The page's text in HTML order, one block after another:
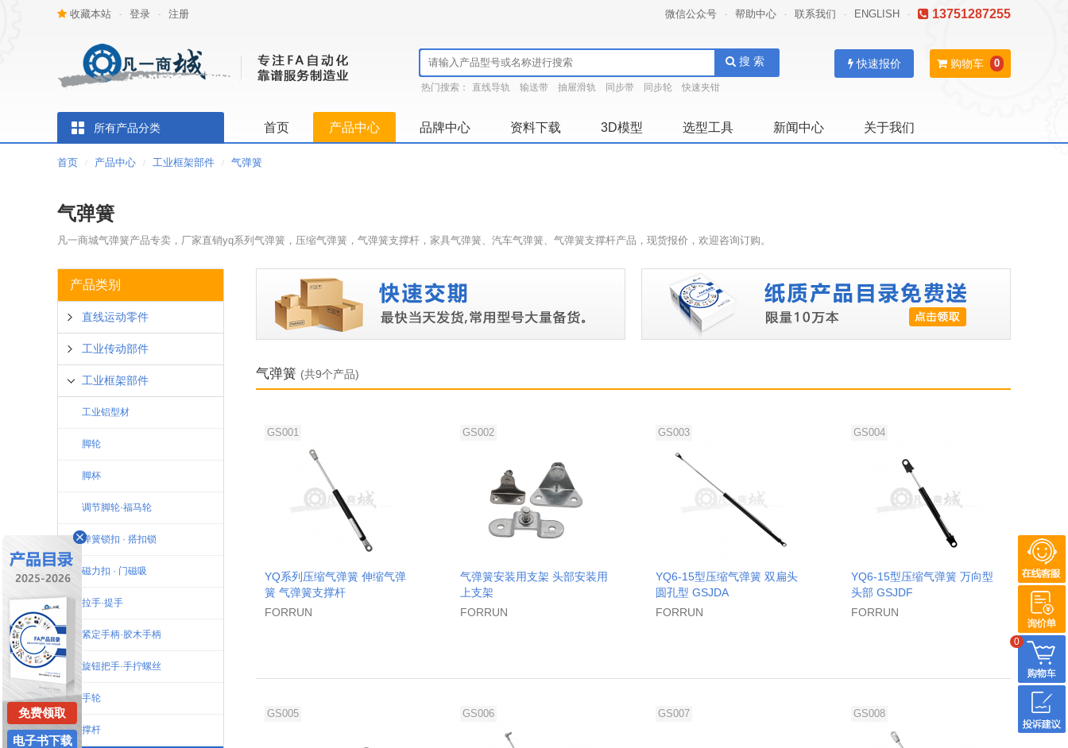
收藏本站 - 登录 - 注册 微信公众号 - 帮助中心 - 联系我们 - ENGLISH - 13751287255
搜 索
热门搜索： 直线导轨 输送带 抽屉滑轨 同步带 同步轮 快速夹钳
购物车 0
快速报价
所有产品分类 首页 产品中心 品牌中心 资料下载 3D模型 选型工具 新闻中心 关于我们
首页 / 产品中心 / 工业框架部件 / 气弹簧
气弹簧
凡一商城气弹簧产品专卖，厂家直销yq系列气弹簧，压缩气弹簧，气弹簧支撑杆，家具气弹簧、汽车气弹簧、气弹簧支撑杆产品，现货报价，欢迎咨询订购。
产品类别
直线运动零件
工业传动部件
工业框架部件
工业铝型材
脚轮
脚杯
调节脚轮·福马轮
弹簧锁扣 · 搭扣锁
磁力扣 · 门磁吸
拉手·提手
紧定手柄·胶木手柄
旋钮把手·手拧螺丝
手轮
撑杆
气弹簧 (共9个产品)
GS001
YQ系列压缩气弹簧 伸缩气弹
簧 气弹簧支撑杆
FORRUN
GS002
气弹簧安装用支架 头部安装用
上支架
FORRUN
GS003
YQ6-15型压缩气弹簧 双扁头
圆孔型 GSJDA
FORRUN
GS004
YQ6-15型压缩气弹簧 万向型
头部 GSJDF
FORRUN
GS005 GS006 GS007 GS008
0
免费领取
电子书下载